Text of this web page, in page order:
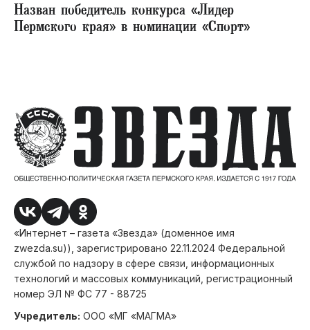
Назван победитель конкурса «Лидер
Пермского края» в номинации «Спорт»
«Интернет – газета «Звезда» (доменное имя
zwezda.su)), зарегистрировано 22.11.2024 Федеральной
службой по надзору в сфере связи, информационных
технологий и массовых коммуникаций, регистрационный
номер ЭЛ № ФС 77 - 88725
Учредитель: ООО «МГ «МАГМА»